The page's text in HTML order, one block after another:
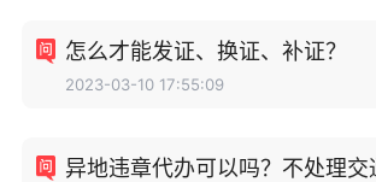
怎么才能发证、换证、补证？
2023-03-10 17:55:09
异地违章代办可以吗？不处理交